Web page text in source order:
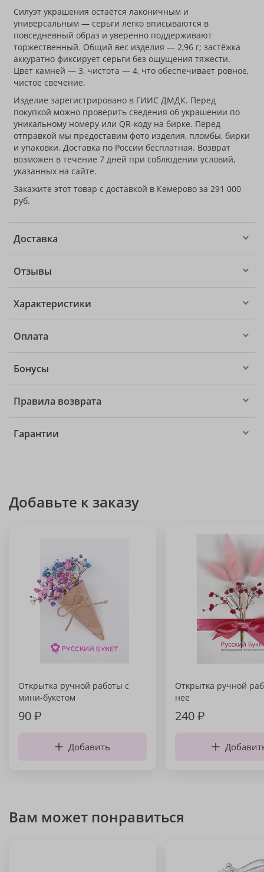
Силуэт украшения остаётся лаконичным и
универсальным — серьги легко вписываются в
повседневный образ и уверенно поддерживают
торжественный. Общий вес изделия — 2,96 г; застёжка
аккуратно фиксирует серьги без ощущения тяжести.
Цвет камней — 3, чистота — 4, что обеспечивает ровное,
чистое свечение.
Изделие зарегистрировано в ГИИС ДМДК. Перед
покупкой можно проверить сведения об украшении по
уникальному номеру или QR‑коду на бирке. Перед
отправкой мы предоставим фото изделия, пломбы, бирки
и упаковки. Доставка по России бесплатная. Возврат
возможен в течение 7 дней при соблюдении условий,
указанных на сайте.
Закажите этот товар с доставкой в Кемерово за 291 000
руб.
Доставка
Отзывы
Характеристики
Оплата
Бонусы
Правила возврата
Гарантии
Добавьте к заказу
Открытка ручной работы с
мини-букетом
90₽
Добавить
Открытка ручной
нее
240₽
Вам может понравиться